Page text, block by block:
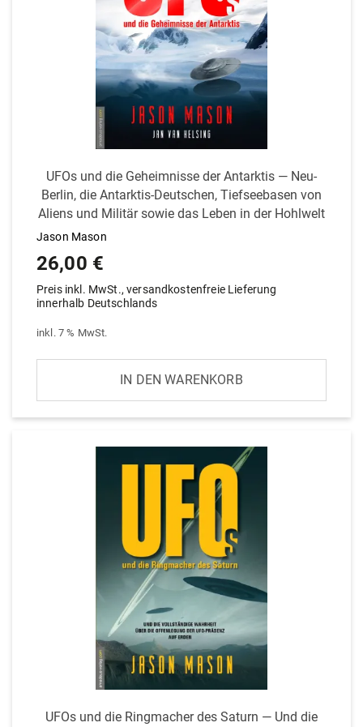
UFOs und die Geheim­nisse der Ant­arktis — Neu-
Berlin, die Ant­arktis-Deut­schen, Tief­see­basen von
Aliens und Militär sowie das Leben in der Hohlwelt
Jason Mason
26,00 €
Preis inkl. MwSt., versandkostenfreie Lieferung
innerhalb Deutschlands
inkl. 7 % MwSt.
IN DEN WARENKORB
UFOs und die Ring­macher des Saturn — Und die